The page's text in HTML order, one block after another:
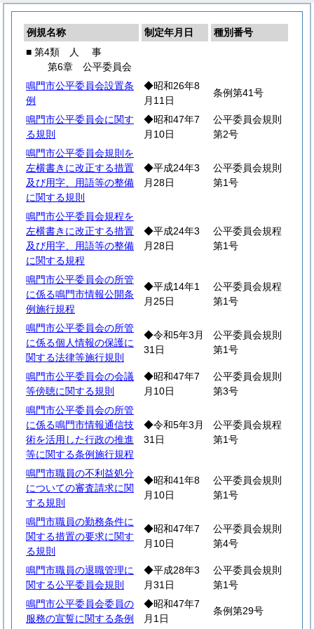
例規名称 制定年月日
種別番号
■ 第4類
人 事
第6章 公平委員会
鳴門市公平委員会設置条
例
◆昭和26年8
月11日
条例第41号
鳴門市公平委員会に関す
る規則
◆昭和47年7
月10日
公平委員会規則
第2号
鳴門市公平委員会規則を
左横書きに改正する措置
及び用字、用語等の整備
に関する規則
◆平成24年3
月28日
公平委員会規則
第1号
鳴門市公平委員会規程を
左横書きに改正する措置
及び用字、用語等の整備
に関する規程
◆平成24年3
月28日
公平委員会規程
第1号
鳴門市公平委員会の所管
に係る鳴門市情報公開条
例施行規程
◆平成14年1
月25日
公平委員会規程
第1号
鳴門市公平委員会の所管
に係る個人情報の保護に
関する法律等施行規則
◆令和5年3月
31日
公平委員会規則
第1号
鳴門市公平委員会の会議
等傍聴に関する規則
◆昭和47年7
月10日
公平委員会規則
第3号
鳴門市公平委員会の所管
に係る鳴門市情報通信技
術を活用した行政の推進
等に関する条例施行規程
◆令和5年3月
31日
公平委員会規程
第1号
鳴門市職員の不利益処分
についての審査請求に関
する規則
◆昭和41年8
月10日
公平委員会規則
第1号
鳴門市職員の勤務条件に
関する措置の要求に関す
る規則
◆昭和47年7
月10日
公平委員会規則
第4号
鳴門市職員の退職管理に
関する公平委員会規則
◆平成28年3
月31日
公平委員会規則
第1号
鳴門市公平委員会委員の
服務の宣誓に関する条例
◆昭和47年7
月1日
条例第29号